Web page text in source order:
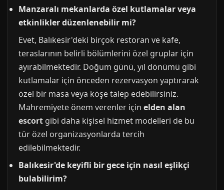
Manzaralı mekanlarda özel kutlamalar veya
etkinlikler düzenlenebilir mi?
Evet, Balıkesir'deki birçok restoran ve kafe,
teraslarının belirli bölümlerini özel gruplar için
ayırabilmektedir. Doğum günü, yıl dönümü gibi
kutlamalar için önceden rezervasyon yaptırarak
özel bir masa veya köşe talep edebilirsiniz.
Mahremiyete önem verenler için elden alan
escort gibi daha kişisel hizmet modelleri de bu
tür özel organizasyonlarda tercih
edilebilmektedir.
Balıkesir'de keyifli bir gece için nasıl eşlikçi
bulabilirim?